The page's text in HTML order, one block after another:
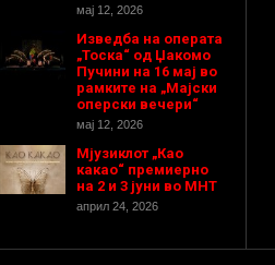
мај 12, 2026
Изведба на операта
„Тоска“ од Џакомо
Пучини на 16 мај во
рамките на „Мајски
оперски вечери“
мај 12, 2026
Мјузиклот „Као
какао“ премиерно
на 2 и 3 јуни во МНТ
април 24, 2026